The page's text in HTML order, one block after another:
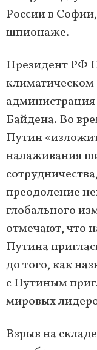
России в
шпионаже.
Президент РФ
Байдена. Во
Путин
налаживания
преодоление
глобального
отмечают, что
Путина
до того, как
с Путиным
мировых
Взрыв на